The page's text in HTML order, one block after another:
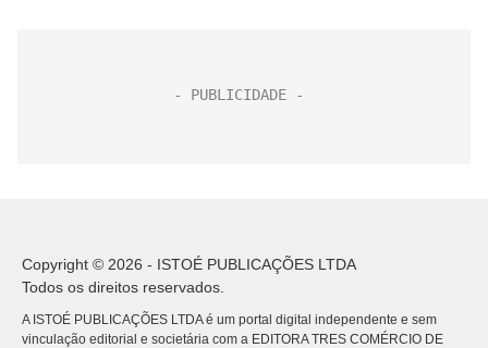
Copyright © 2026 - ISTOÉ PUBLICAÇÕES LTDA
Todos os direitos reservados.
A ISTOÉ PUBLICAÇÕES LTDA é um portal digital independente e sem
vinculação editorial e societária com a EDITORA TRES COMÉRCIO DE